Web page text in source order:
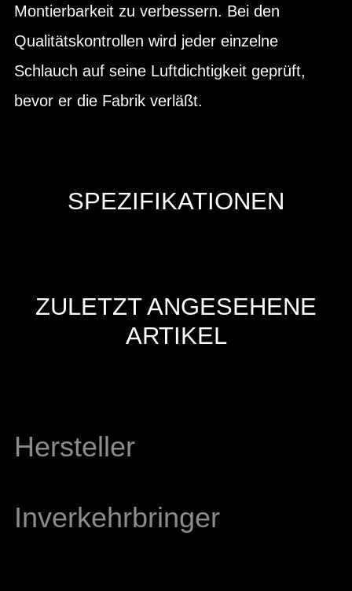
Montierbarkeit zu verbessern. Bei den
Qualitätskontrollen wird jeder einzelne
Schlauch auf seine Luftdichtigkeit geprüft,
bevor er die Fabrik verläßt.
SPEZIFIKATIONEN
ZULETZT ANGESEHENE
ARTIKEL
Hersteller
Inverkehrbringer